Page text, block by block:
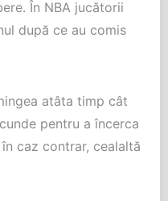
În NBA jucătorii
după ce au comis
atâta timp cât
pentru a încerca
caz contrar, cealaltă